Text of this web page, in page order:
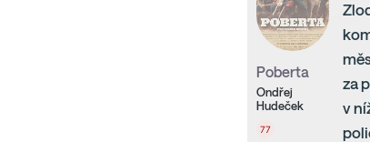
Poberta
Ondřej
Hudeček
77
za
v